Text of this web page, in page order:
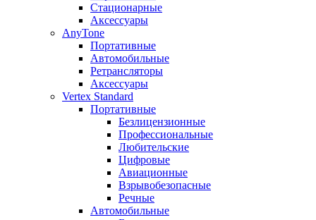
Стационарные
Аксессуары
AnyTone
Портативные
Автомобильные
Ретрансляторы
Аксессуары
Vertex Standard
Портативные
Безлицензионные
Профессиональные
Любительские
Цифровые
Авиационные
Взрывобезопасные
Речные
Автомобильные